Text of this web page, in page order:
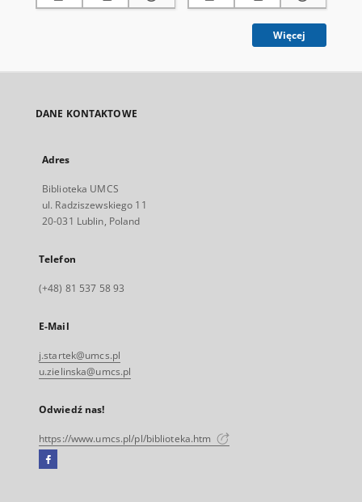
Więcej
DANE KONTAKTOWE
Adres
Biblioteka UMCS
ul. Radziszewskiego 11
20-031 Lublin, Poland
Telefon
(+48) 81 537 58 93
E-Mail
j.startek@umcs.pl
u.zielinska@umcs.pl
Odwiedź nas!
https://www.umcs.pl/pl/biblioteka.htm
Facebook